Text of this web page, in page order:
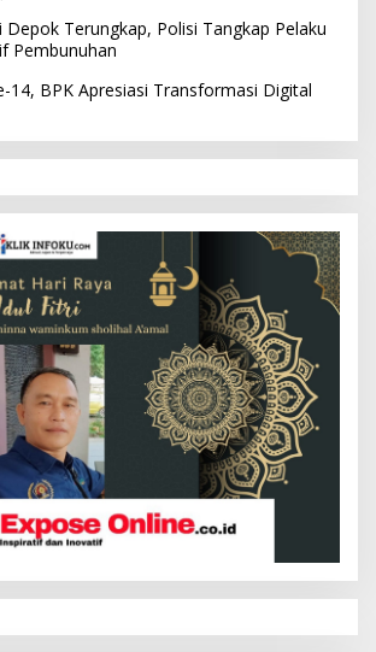
Depok Terungkap, Polisi Tangkap Pelaku
Pembunuhan
14, BPK Apresiasi Transformasi Digital